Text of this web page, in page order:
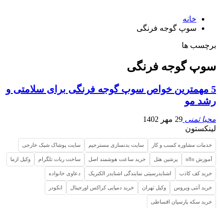
خانه
سوپ گوجه فرنگی
برچسب ها
سوپ گوجه فرنگی
5 مهمترین خواص سوپ گوجه فرنگی برای سلامتی و
رشد مو
محیا ثمنی 29 مهر 1402
لینکستون
خدمات مشاوره کسب و کار سایت بدنسازی مسترجیم سایت پوشاک شیک خارجی
آموزش n8n پرشین هتل خرید ساعت هوشمند اصل ساخت ربات تلگرام وکیل ازما
خرید کف کاذب اشنایدرسیتی نمایندگی اشنایدر الکتریک دعاوی خانواده
خرید آنتی ویروس وکیل تهران خرید دمپایی کراکس اورجینال انکودر
خرید سکه پارسیان اقساطی